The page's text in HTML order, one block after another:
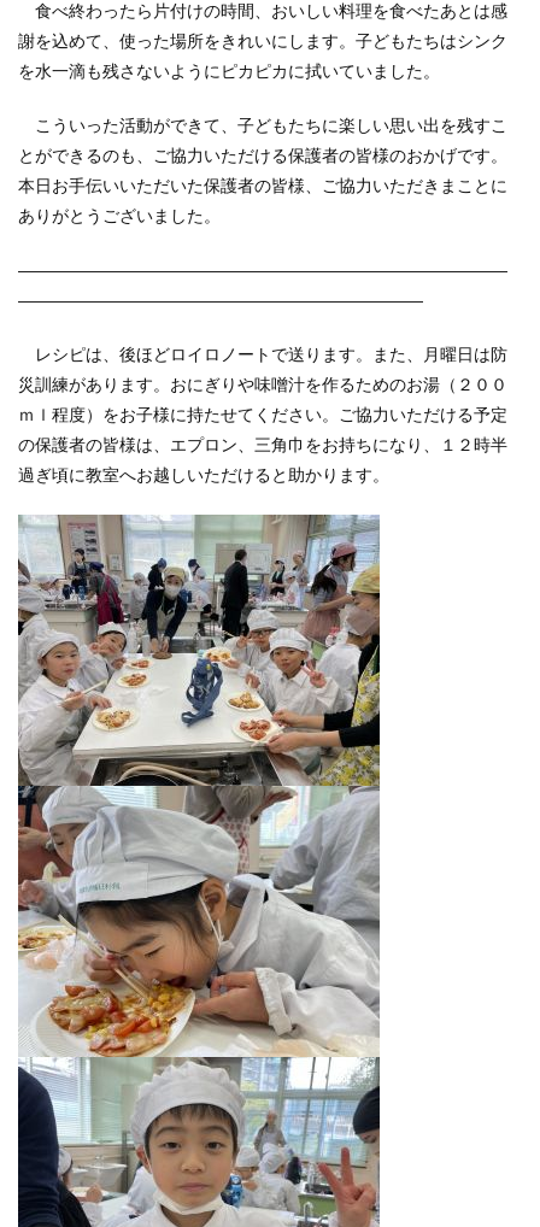
食べ終わったら片付けの時間、おいしい料理を食べたあとは感
謝を込めて、使った場所をきれいにします。子どもたちはシンク
を水一滴も残さないようにピカピカに拭いていました。
こういった活動ができて、子どもたちに楽しい思い出を残すこ
とができるのも、ご協力いただける保護者の皆様のおかげです。
本日お手伝いいただいた保護者の皆様、ご協力いただきまことに
ありがとうございました。
—————————————————————————————
————————————————————————
レシピは、後ほどロイロノートで送ります。また、月曜日は防
災訓練があります。おにぎりや味噌汁を作るためのお湯（２００
ｍｌ程度）をお子様に持たせてください。ご協力いただける予定
の保護者の皆様は、エプロン、三角巾をお持ちになり、１２時半
過ぎ頃に教室へお越しいただけると助かります。